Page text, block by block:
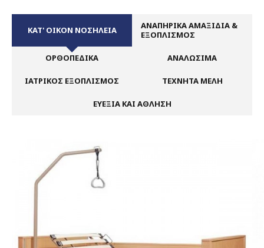
ΚΑΤ' ΟΙΚΟΝ ΝΟΣΗΛΕΙΑ
ΑΝΑΠΗΡΙΚΑ ΑΜΑΞΙΔΙΑ &
ΕΞΟΠΛΙΣΜΟΣ
ΟΡΘΟΠΕΔΙΚΑ ΑΝΑΛΩΣΙΜΑ
ΙΑΤΡΙΚΟΣ ΕΞΟΠΛΙΣΜΟΣ ΤΕΧΝΗΤΑ ΜΕΛΗ
ΕΥΕΞΙΑ ΚΑΙ ΑΘΛΗΣΗ